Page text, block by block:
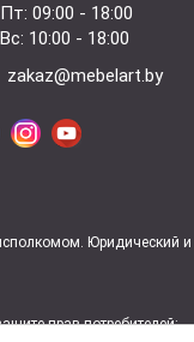
09:00 - 18:00
10:00 - 18:00
zakaz@mebelart.by
Юридический
прав потребителей: